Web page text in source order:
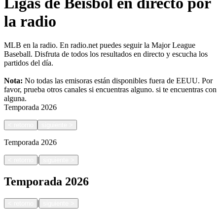
la radio
MLB en la radio. En radio.net puedes seguir la Major League
Baseball. Disfruta de todos los resultados en directo y escucha los
partidos del día.
Nota: No todas las emisoras están disponibles fuera de EEUU. Por
favor, prueba otros canales si encuentras alguno. si te encuentras con
alguna.
Temporada 2026
Temporada 2026
|
Temporada 2026
|